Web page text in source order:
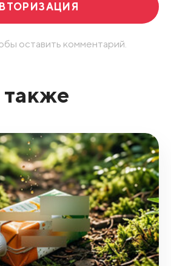
оставить комментарий.
также